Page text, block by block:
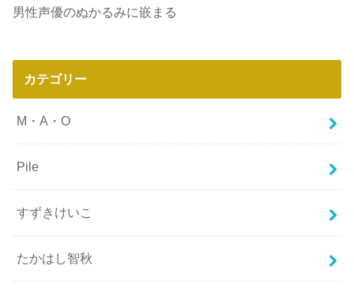
男性声優のぬかるみに嵌まる
カテゴリー
M・A・O
Pile
すずきけいこ
たかはし智秋